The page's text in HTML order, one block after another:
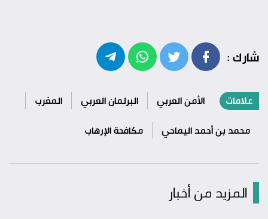
شارك :
علامات الأمن العربي البرلمان العربي
المغرب
محمد بن أحمد اليماحي
مكافحة الإرهاب
المزيد من أخبار